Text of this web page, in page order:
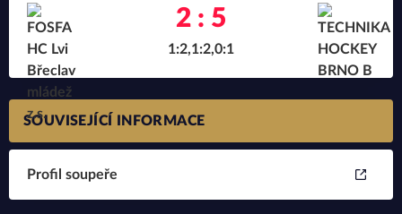
2 : 5
1:2,1:2,0:1
SOUVISEJÍCÍ INFORMACE
Profil soupeře